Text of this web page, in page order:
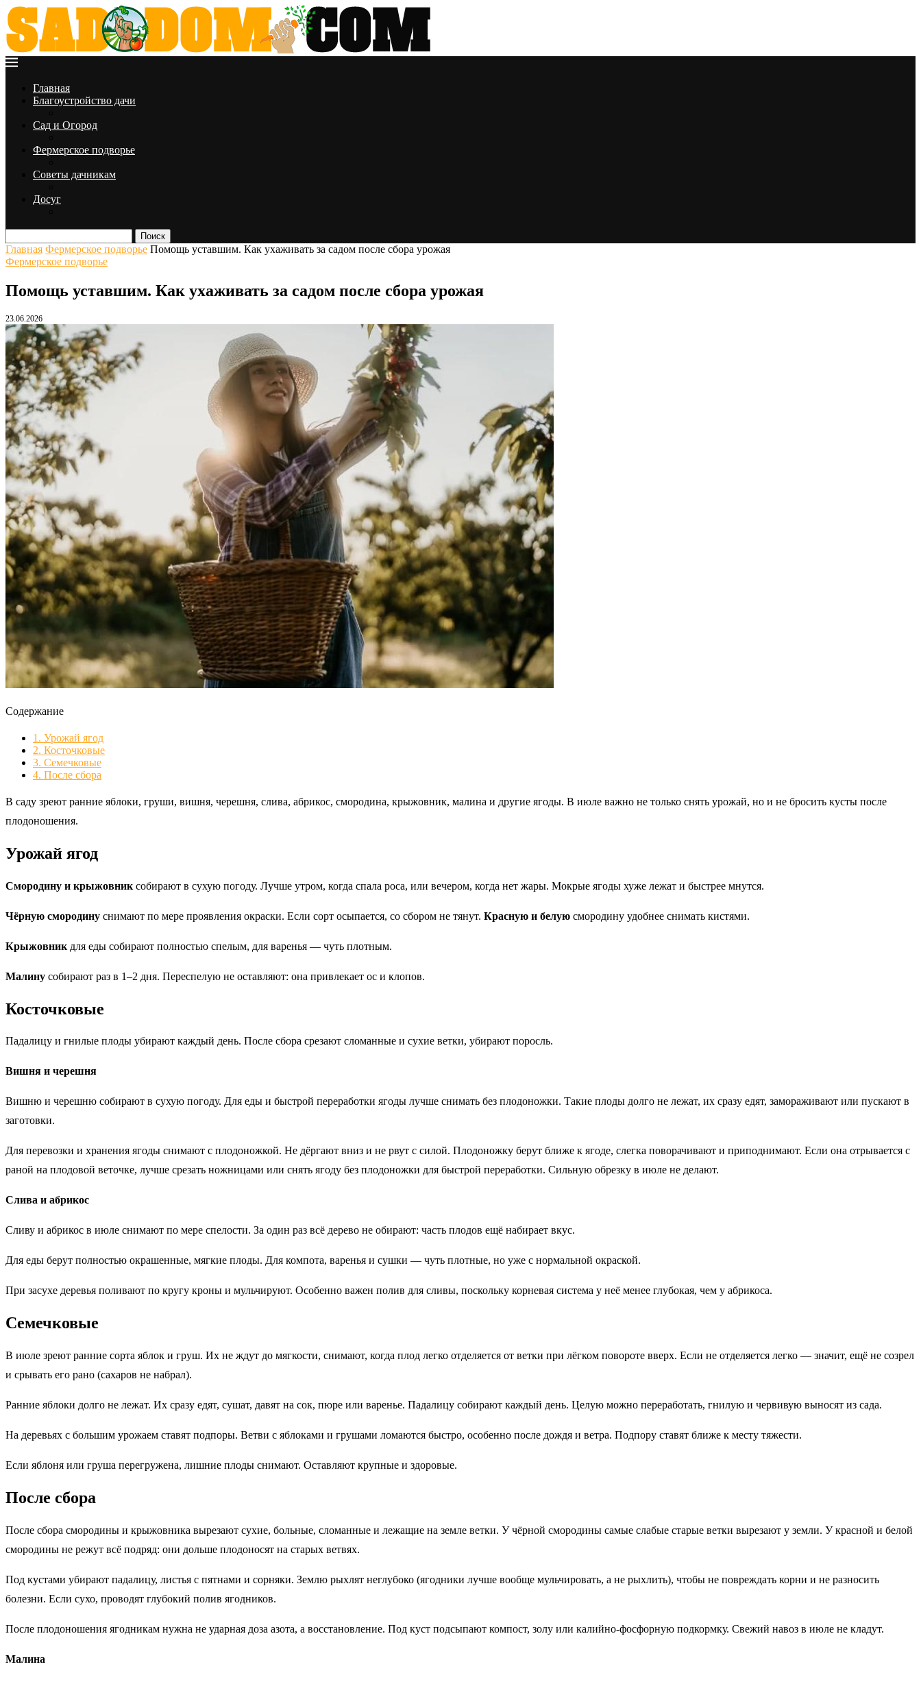
Главная
Благоустройство дачи
Сад и Огород
Фермерское подворье
Советы дачникам
Досуг
Поиск
Главная Фермерское подворье Помощь уставшим. Как ухаживать за садом после сбора урожая
Фермерское подворье
Помощь уставшим. Как ухаживать за садом после сбора урожая
23.06.2026
Содержание
1. Урожай ягод
2. Косточковые
3. Семечковые
4. После сбора
В саду зреют ранние яблоки, груши, вишня, черешня, слива, абрикос, смородина, крыжовник, малина и другие ягоды. В июле важно не только снять урожай, но и не бросить кусты после
плодоношения.
Урожай ягод
Смородину и крыжовник собирают в сухую погоду. Лучше утром, когда спала роса, или вечером, когда нет жары. Мокрые ягоды хуже лежат и быстрее мнутся.
Чёрную смородину снимают по мере проявления окраски. Если сорт осыпается, со сбором не тянут. Красную и белую смородину удобнее снимать кистями.
Крыжовник для еды собирают полностью спелым, для варенья — чуть плотным.
Малину собирают раз в 1–2 дня. Переспелую не оставляют: она привлекает ос и клопов.
Косточковые
Падалицу и гнилые плоды убирают каждый день. После сбора срезают сломанные и сухие ветки, убирают поросль.
Вишня и черешня
Вишню и черешню собирают в сухую погоду. Для еды и быстрой переработки ягоды лучше снимать без плодоножки. Такие плоды долго не лежат, их сразу едят, замораживают или пускают в
заготовки.
Для перевозки и хранения ягоды снимают с плодоножкой. Не дёргают вниз и не рвут с силой. Плодоножку берут ближе к ягоде, слегка поворачивают и приподнимают. Если она отрывается с
раной на плодовой веточке, лучше срезать ножницами или снять ягоду без плодоножки для быстрой переработки. Сильную обрезку в июле не делают.
Слива и абрикос
Сливу и абрикос в июле снимают по мере спелости. За один раз всё дерево не обирают: часть плодов ещё набирает вкус.
Для еды берут полностью окрашенные, мягкие плоды. Для компота, варенья и сушки — чуть плотные, но уже с нормальной окраской.
При засухе деревья поливают по кругу кроны и мульчируют. Особенно важен полив для сливы, поскольку корневая система у неё менее глубокая, чем у абрикоса.
Семечковые
В июле зреют ранние сорта яблок и груш. Их не ждут до мягкости, снимают, когда плод легко отделяется от ветки при лёгком повороте вверх. Если не отделяется легко — значит, ещё не созрел
и срывать его рано (сахаров не набрал).
Ранние яблоки долго не лежат. Их сразу едят, сушат, давят на сок, пюре или варенье. Падалицу собирают каждый день. Целую можно переработать, гнилую и червивую выносят из сада.
На деревьях с большим урожаем ставят подпоры. Ветви с яблоками и грушами ломаются быстро, особенно после дождя и ветра. Подпору ставят ближе к месту тяжести.
Если яблоня или груша перегружена, лишние плоды снимают. Оставляют крупные и здоровые.
После сбора
После сбора смородины и крыжовника вырезают сухие, больные, сломанные и лежащие на земле ветки. У чёрной смородины самые слабые старые ветки вырезают у земли. У красной и белой
смородины не режут всё подряд: они дольше плодоносят на старых ветвях.
Под кустами убирают падалицу, листья с пятнами и сорняки. Землю рыхлят неглубоко (ягодники лучше вообще мульчировать, а не рыхлить), чтобы не повреждать корни и не разносить
болезни. Если сухо, проводят глубокий полив ягодников.
После плодоношения ягодникам нужна не ударная доза азота, а восстановление. Под куст подсыпают компост, золу или калийно-фосфорную подкормку. Свежий навоз в июле не кладут.
Малина